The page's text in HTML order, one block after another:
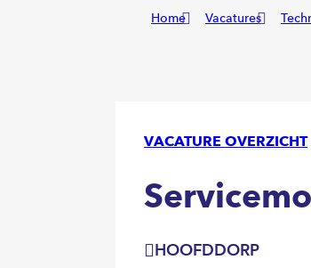
Home Vacatures
VACATURE OVERZICHT
HOOFDDORP